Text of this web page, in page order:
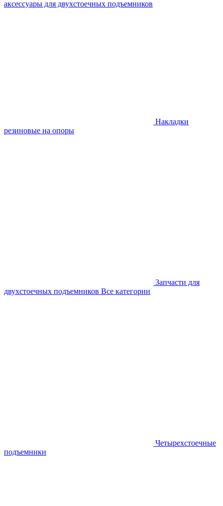
аксессуары для двухстоечных подъемников
Накладки
резиновые на опоры
Запчасти для
двухстоечных подъемников Все категории
Четырехстоечные
подъемники